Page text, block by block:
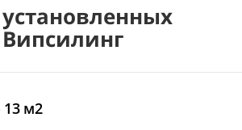
13 м2